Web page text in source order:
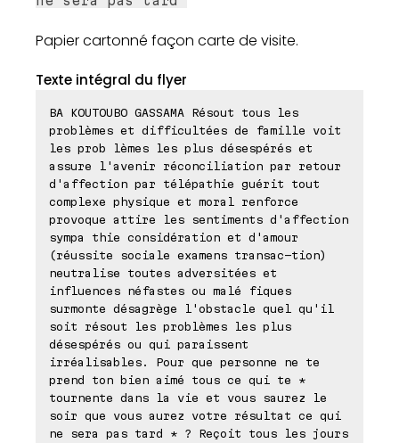
Papier cartonné façon carte de visite.
Texte intégral du flyer
BA KOUTOUBO GASSAMA Résout tous les
problèmes et difficultées de famille voit
les prob lèmes les plus désespérés et
assure l'avenir réconciliation par retour
d'affection par télépathie guérit tout
complexe physique et moral renforce
provoque attire les sentiments d'affection
sympa thie considération et d'amour
(réussite sociale examens transac-tion)
neutralise toutes adversitées et
influences néfastes ou malé fiques
surmonte désagrège l'obstacle quel qu'il
soit résout les problèmes les plus
désespérés ou qui paraissent
irréalisables. Pour que personne ne te
prend ton bien aimé tous ce qui te *
tournente dans la vie et vous saurez le
soir que vous aurez votre résultat ce qui
ne sera pas tard * ? Reçoit tous les jours